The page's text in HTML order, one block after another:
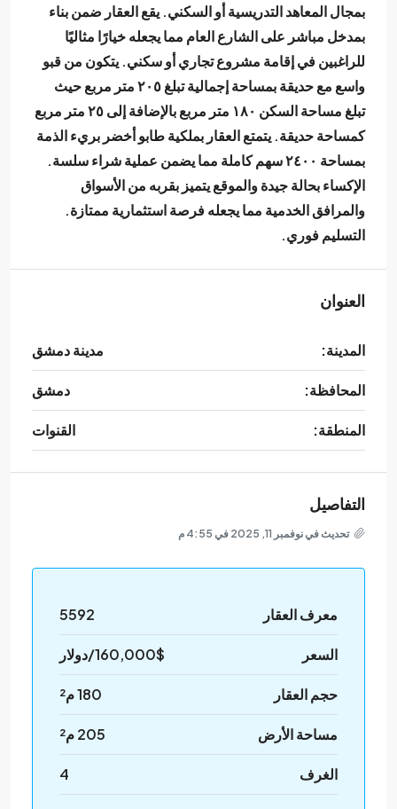
بمجال المعاهد التدريسية أو السكني. يقع العقار ضمن بناء
بمدخل مباشر على الشارع العام مما يجعله خيارًا مثاليًا
للراغبين في إقامة مشروع تجاري أو سكني. يتكون من قبو
واسع مع حديقة بمساحة إجمالية تبلغ ٢٠٥ متر مربع حيث
تبلغ مساحة السكن ١٨٠ متر مربع بالإضافة إلى ٢٥ متر مربع
كمساحة حديقة. يتمتع العقار بملكية طابو أخضر بريء الذمة
بمساحة ٢٤٠٠ سهم كاملة مما يضمن عملية شراء سلسة.
الإكساء بحالة جيدة والموقع يتميز بقربه من الأسواق
والمرافق الخدمية مما يجعله فرصة استثمارية ممتازة.
التسليم فوري.
العنوان
المدينة: مدينة دمشق
المحافظة: دمشق
المنطقة: القنوات
التفاصيل
تحديث في نوفمبر 11, 2025 في 4:55 م
معرف العقار 5592
السعر 160,000$/دولار
حجم العقار 180 م²
مساحة الأرض 205 م²
الغرف 4